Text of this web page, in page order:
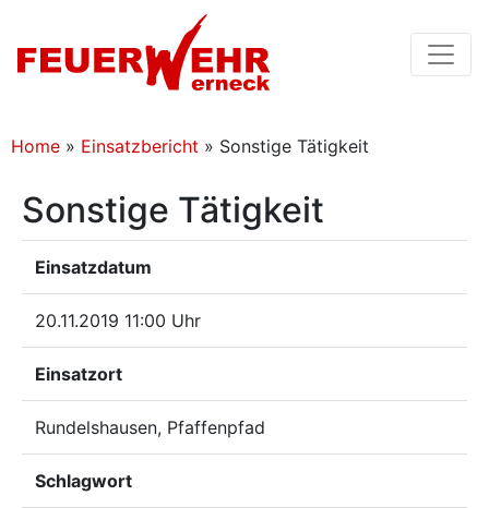
Home » Einsatzbericht » Sonstige Tätigkeit
Sonstige Tätigkeit
Einsatzdatum
20.11.2019 11:00 Uhr
Einsatzort
Rundelshausen, Pfaffenpfad
Schlagwort